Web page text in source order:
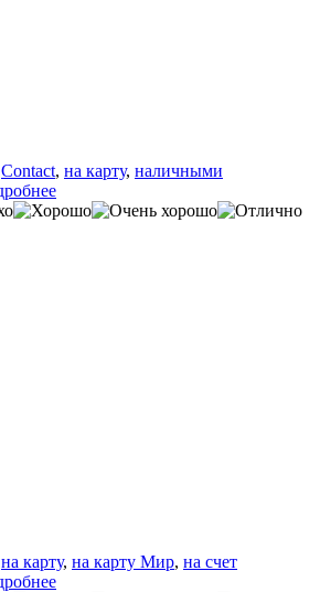
Contact, на карту, наличными
на карту, на карту Мир, на счет